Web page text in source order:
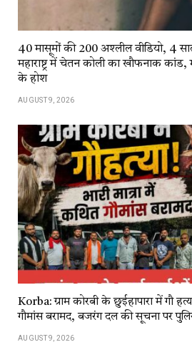
40 मासूमों की 200 अश्लील वीडियो, 4
महाराष्ट्र में चेतन कोली का खौफनाक
के होश
AUGUST 9, 2026
Korba: ग्राम कोरबी के छुईहापारा में गौ
गौमांस बरामद, बजरंग दल की सूचना पर
AUGUST 9, 2026